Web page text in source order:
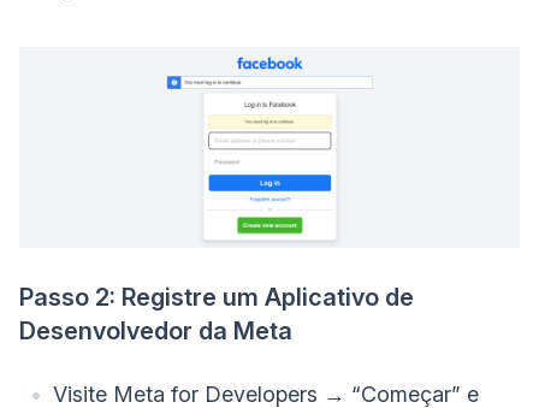
Passo 2: Registre um Aplicativo de
Desenvolvedor da Meta
Visite Meta for Developers → “Começar” e